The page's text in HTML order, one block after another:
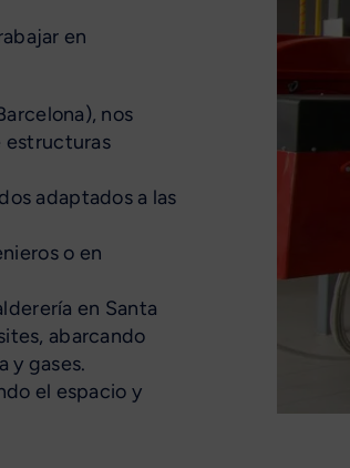
en
nos
estructuras
adaptados a las
o en
en Santa
abarcando
y gases.
el espacio y